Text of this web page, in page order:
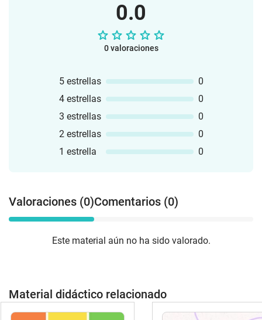
0.0
0 valoraciones
5 estrellas
0
4 estrellas
0
3 estrellas
0
2 estrellas
0
1 estrella
0
Valoraciones (0)Comentarios (0)
Este material aún no ha sido valorado.
Material didáctico relacionado